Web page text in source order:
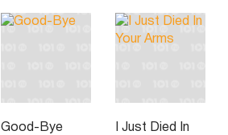
Good-Bye
I Just Died In